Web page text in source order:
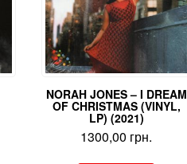
NORAH JONES – I DREAM
OF CHRISTMAS (VINYL,
LP) (2021)
1300,00 грн.